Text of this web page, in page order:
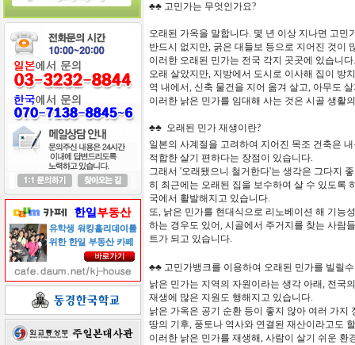
♣♣ 고민가는 무엇인가요?
오래된 가옥을 말합니다. 몇 년 이상 지나면 고민
반드시
없지만, 굵은 대들보 등으로 지어진 것이
이러한 오래된 민가는 전국 각지 곳곳에 있습니다.
오래 살았지만, 지방에서 도시로 이사해 집이
방
역 내에서, 신축 물건을 지어 옮겨 살고, 아무도
이러한 낡은 민가를 임대해 사는 것은 시골 생활의
♣♣ 오래된 민가 재생이란?
일본의 사계절을 고려하여 지어진 목조 건축은
적합한 살기 편하다는 장점이 있습니다.
그래서 '오래됐으니 철거한다'는 생각은 그다지
히 최근에는 오래된 집을 보수하여 살 수 있도록
국에서 활발해지고 있습니다.
또, 낡은 민가를 현대식으로 리노베이션 해 기능
하는 경우도 있어, 시골에서 주거지를 찾는 사람
트가 되고 있습니다.
♣♣ 고민가뱅크를 이용하여 오래된 민가를 빌릴
낡은 민가는 지역의 자원이라는 생각 아래, 전국의
재생에 많은 지원도 행해지고 있습니다.
낡은 가옥은 공기 순환 등이 좋지 않아 여러 가지
땅의 기후, 풍토나 역사와 연결된 재산이라고도 할
이러한 낡은 민가를 재생해, 사람이 살기 쉬운 환